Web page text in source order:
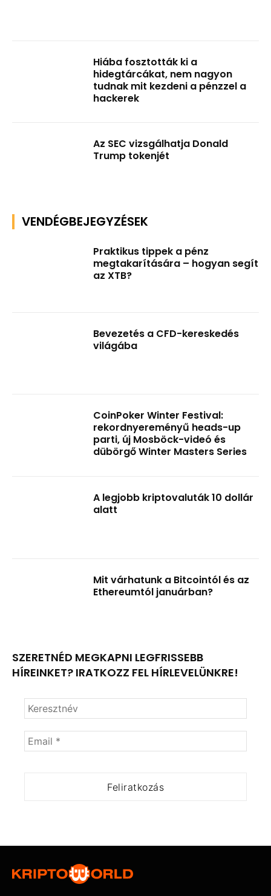
Hiába fosztották ki a
hidegtárcákat, nem nagyon
tudnak mit kezdeni a pénzzel a
hackerek
Az SEC vizsgálhatja Donald
Trump tokenjét
VENDÉGBEJEGYZÉSEK
Praktikus tippek a pénz
megtakarítására – hogyan segít
az XTB?
Bevezetés a CFD-kereskedés
világába
CoinPoker Winter Festival:
rekordnyereményű heads-up
parti, új Mosböck-videó és
dübörgő Winter Masters Series
A legjobb kriptovaluták 10 dollár
alatt
Mit várhatunk a Bitcointól és az
Ethereumtól januárban?
SZERETNÉD MEGKAPNI LEGFRISSEBB
HÍREINKET? IRATKOZZ FEL HÍRLEVELÜNKRE!